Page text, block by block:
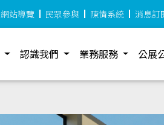
網站導覽 民眾參與 陳情系統 消息訂
認識我們 業務服務 公展